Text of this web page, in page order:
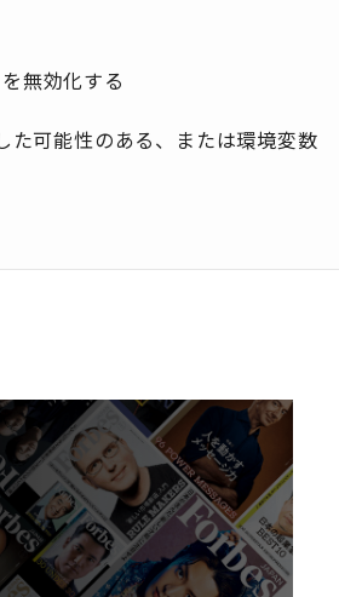
無効化する
た可能性のある、または環境変数